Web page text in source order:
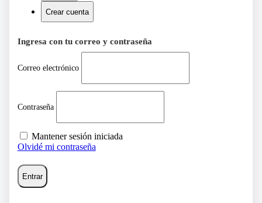
Crear cuenta
Ingresa con tu correo y contraseña
Correo electrónico
Contraseña
Mantener sesión iniciada
Olvidé mi contraseña
Entrar